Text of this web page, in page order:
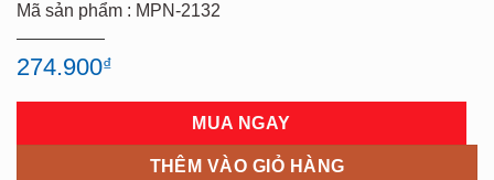
Mã sản phẩm : MPN-2132
274.900₫
MUA NGAY
THÊM VÀO GIỎ HÀNG